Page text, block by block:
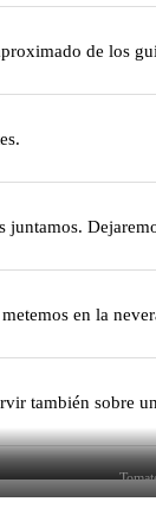
de los
en la
también sobre